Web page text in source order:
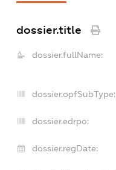
dossier.title
dossier.fullName:
dossier.opfSubType:
dossier.edrpo:
dossier.regDate: